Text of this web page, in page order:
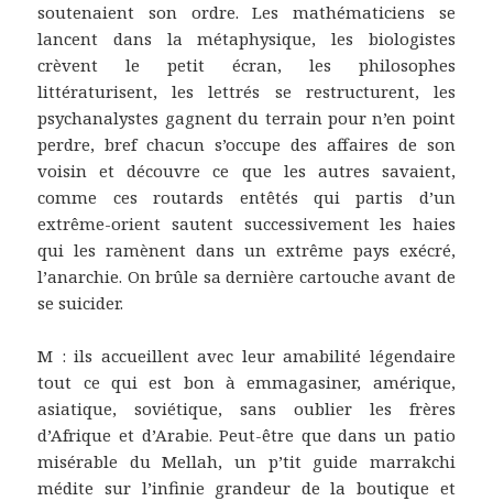
soutenaient son ordre. Les mathématiciens se
lancent dans la métaphysique, les biologistes
crèvent le petit écran, les philosophes
littératurisent, les lettrés se restructurent, les
psychanalystes gagnent du terrain pour n’en point
perdre, bref chacun s’occupe des affaires de son
voisin et découvre ce que les autres savaient,
comme ces routards entêtés qui partis d’un
extrême-orient sautent successivement les haies
qui les ramènent dans un extrême pays exécré,
l’anarchie. On brûle sa dernière cartouche avant de
se suicider.
M : ils accueillent avec leur amabilité légendaire
tout ce qui est bon à emmagasiner, amérique,
asiatique, soviétique, sans oublier les frères
d’Afrique et d’Arabie. Peut-être que dans un patio
misérable du Mellah, un p’tit guide marrakchi
médite sur l’infinie grandeur de la boutique et